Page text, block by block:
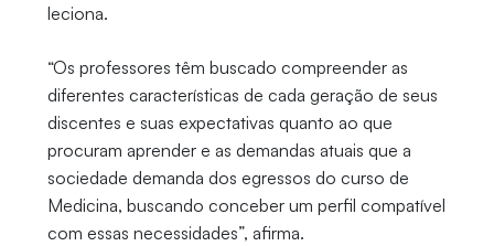
leciona.
“Os professores têm buscado compreender as
diferentes características de cada geração de seus
discentes e suas expectativas quanto ao que
procuram aprender e as demandas atuais que a
sociedade demanda dos egressos do curso de
Medicina, buscando conceber um perfil compatível
com essas necessidades”, afirma.